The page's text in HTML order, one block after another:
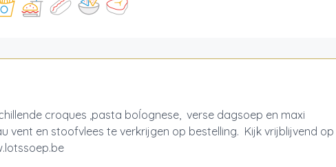
croques ,pasta boĺognese, verse dagsoep en maxi
vent en stoofvlees te verkrijgen op bestelling. Kijk vrijblijvend op